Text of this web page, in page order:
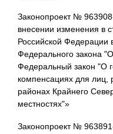
Законопроект №
внесении изменения в
Российской Федерации
Федерального закона
Федеральный закон "О
компенсациях для
районах Крайнего
местностях"»
Законопроект №